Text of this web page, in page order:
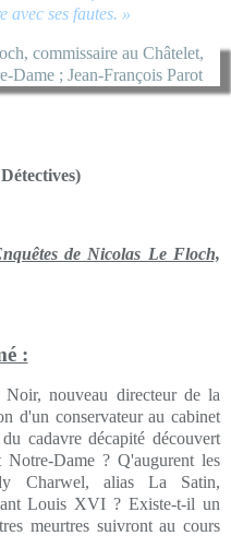
avec ses fautes. »
de Nicolas Le Floch,
:
nouveau directeur de la
d'un conservateur au cabinet
cadavre décapité découvert
Dame ? Q'augurent les
Charwel, alias La Satin,
Louis XVI ? Existe-t-il un
meurtres suivront au cours